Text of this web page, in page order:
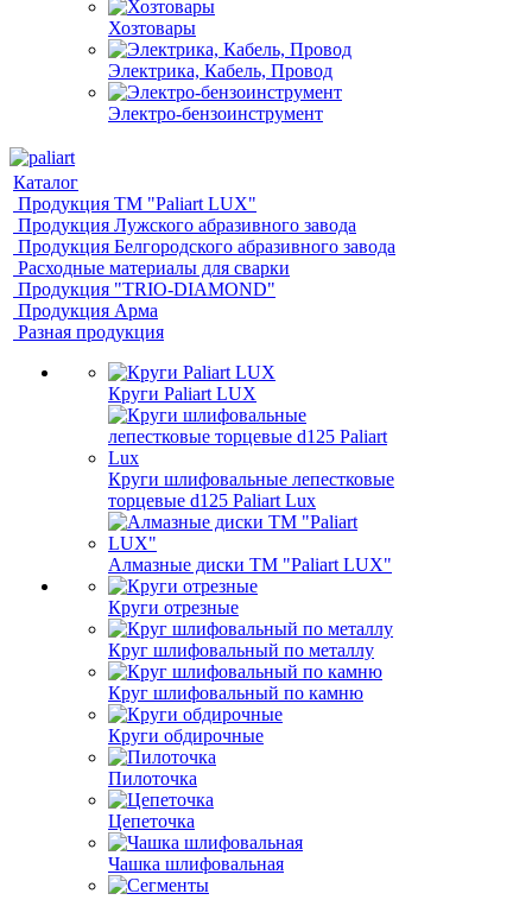
Хозтовары
Электрика, Кабель, Провод
Электро-бензоинструмент
Каталог
Продукция ТМ "Paliart LUX"
Продукция Лужского абразивного завода
Продукция Белгородского абразивного завода
Расходные материалы для сварки
Продукция "TRIO-DIAMOND"
Продукция Арма
Разная продукция
Круги Paliart LUX
Круги шлифовальные лепестковые
торцевые d125 Paliart Lux
Алмазные диски ТМ "Paliart LUX"
Круги отрезные
Круг шлифовальный по металлу
Круг шлифовальный по камню
Круги обдирочные
Пилоточка
Цепеточка
Чашка шлифовальная